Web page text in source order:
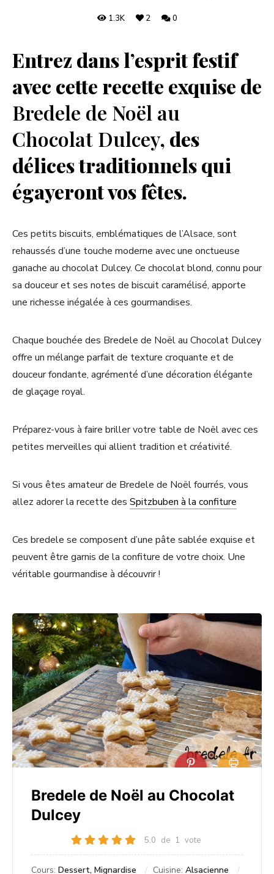
1.3K 2 0
Entrez dans l’esprit festif
avec cette recette exquise de
Bredele de Noël au
Chocolat Dulcey, des
délices traditionnels qui
égayeront vos fêtes.
Ces petits biscuits, emblématiques de l’Alsace, sont
rehaussés d’une touche moderne avec une onctueuse
ganache au chocolat Dulcey. Ce chocolat blond, connu pour
sa douceur et ses notes de biscuit caramélisé, apporte
une richesse inégalée à ces gourmandises.
Chaque bouchée des Bredele de Noël au Chocolat Dulcey
offre un mélange parfait de texture croquante et de
douceur fondante, agrémenté d’une décoration élégante
de glaçage royal.
Préparez-vous à faire briller votre table de Noël avec ces
petites merveilles qui allient tradition et créativité.
Si vous êtes amateur de Bredele de Noël fourrés, vous
allez adorer la recette des Spitzbuben à la confiture
Ces bredele se composent d’une pâte sablée exquise et
peuvent être garnis de la confiture de votre choix. Une
véritable gourmandise à découvrir !
Bredele de Noël au Chocolat
Dulcey
5.0 de 1 vote
Cours: Dessert, Mignardise Cuisine: Alsacienne